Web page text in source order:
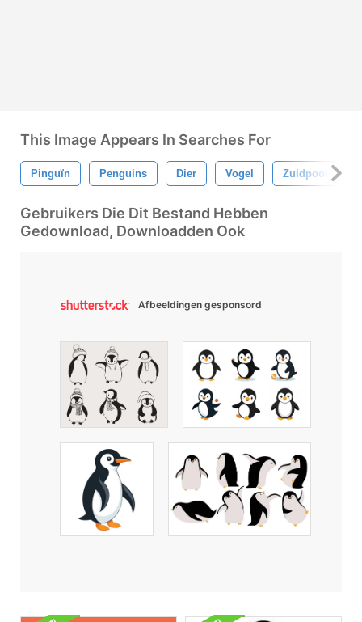
This Image Appears In Searches For
Pinguïn Penguins Dier Vogel Zuidpool
Gebruikers Die Dit Bestand Hebben
Gedownload, Downloadden Ook
Afbeeldingen gesponsord